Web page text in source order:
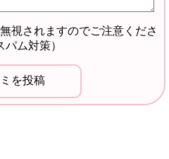
視されますのでご注意くださ
パム対策）